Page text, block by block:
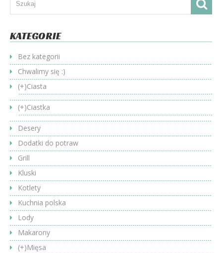
KATEGORIE
Bez kategorii
Chwalimy się :)
(+)Ciasta
(+)Ciastka
Desery
Dodatki do potraw
Grill
Kluski
Kotlety
Kuchnia polska
Lody
Makarony
(+)Mięsa